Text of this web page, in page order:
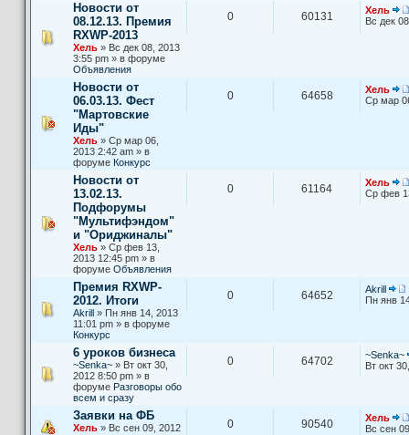
Новости от
08.12.13. Премия
RXWP-2013
Хель » Вс дек 08, 2013
3:55 pm » в форуме
Объявления
0 60131
Хель
Вс дек
Новости от
06.03.13. Фест
"Мартовские
Иды"
Хель » Ср мар 06,
2013 2:42 am » в
форуме Конкурс
0 64658
Хель
Ср мар
Новости от
13.02.13.
Подфорумы
"Мультифэндом"
и "Ориджиналы"
Хель » Ср фев 13,
2013 12:45 pm » в
форуме Объявления
0 61164
Хель
Ср фев
Премия RXWP-
2012. Итоги
Akrill » Пн янв 14, 2013
11:01 pm » в форуме
Конкурс
0 64652
Akrill
т
к
Пн янв
6 уроков бизнеса
~Senka~ » Вт окт 30,
2012 8:50 pm » в
форуме Разговоры обо
всем и сразу
0 64702
~Senka~
Вт окт
Заявки на ФБ
Хель » Вс сен 09, 2012
0 90540
Хель
Вс сен